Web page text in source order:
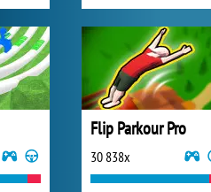
Flip Parkour Pro
30 838x